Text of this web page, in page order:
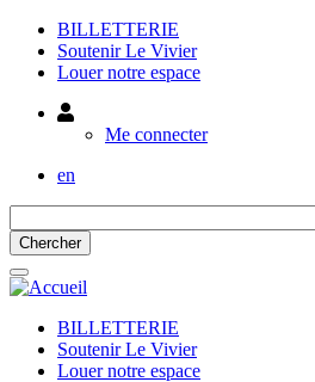
BILLETTERIE
Soutenir Le Vivier
Louer notre espace
Utilisateur
Me connecter
en
BILLETTERIE
Soutenir Le Vivier
Louer notre espace